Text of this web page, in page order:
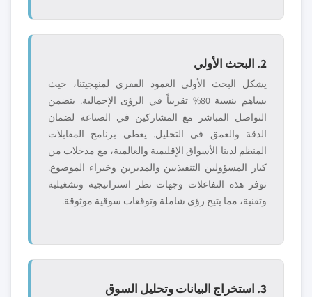
2. البحث الأولي
يشكل البحث الأولي العمود الفقري لمنهجيتنا، حيث
يساهم بنسبة 80% تقريباً في الرؤى الإجمالية. يتضمن
التواصل المباشر مع المشاركين في الصناعة لضمان
الدقة والعمق في التحليل. يغطي برنامج المقابلات
المنظم لدينا الأسواق الإقليمية والعالمية، مع مدخلات من
كبار المسؤولين التنفيذيين والمديرين وخبراء الموضوع.
توفر هذه التفاعلات وجهات نظر استراتيجية وتشغيلية
وتقنية، مما يتيح رؤى شاملة وتوقعات سوقية موثوقة.
3. استخراج البيانات وتحليل السوق